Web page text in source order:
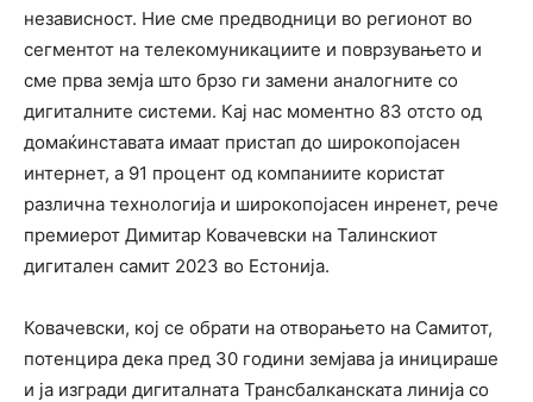
независност. Ние сме предводници во регионот во
сегментот на телекомуникациите и поврзувањето и
сме прва земја што брзо ги замени аналогните со
дигиталните системи. Кај нас моментно 83 отсто од
домаќинставата имаат пристап до широкопојасен
интернет, а 91 процент од компаниите користат
различна технологија и широкопојасен инренет, рече
премиерот Димитар Ковачевски на Талинскиот
дигитален самит 2023 во Естонија.
Ковачевски, кој се обрати на отворањето на Самитот,
потенцира дека пред 30 години земјава ја иницираше
и ја изгради дигиталната Трансбалканската линија со